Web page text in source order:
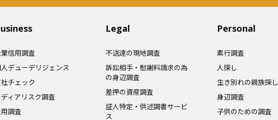
信用調査
デューデリジェンス
チェック
ィアリスク調査
調査
Legal
不送達の現地調査
訴訟相手・慰謝料請求の為
の身辺調査
差押の資産調査
証人特定・供述調書サービ
ス
Personal
素行調査
人探し
生き別れの親族探し
身辺調査
子供のための調査